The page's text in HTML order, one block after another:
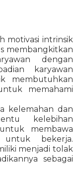
motivasi intrinsik
membangkitkan
dengan
karyawan
membutuhkan
memahami
kelemahan dan
kelebihan
membawa
untuk bekerja.
menjadi tolak
sebagai